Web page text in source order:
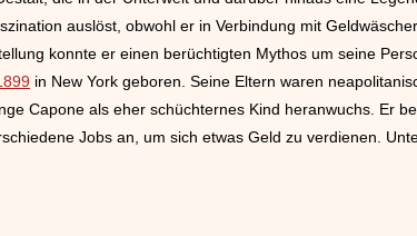
auslöst, obwohl er in Verbindung mit
konnte er einen berüchtigten Mythos um seine
in New York geboren. Seine Eltern waren
Capone als eher schüchternes Kind heranwuchs. Er
Jobs an, um sich etwas Geld zu verdienen.